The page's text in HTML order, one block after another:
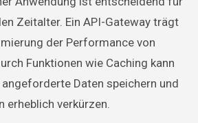
Zeitalter. Ein API-Gateway trägt
der Performance von
Funktionen wie Caching kann
Daten speichern und
verkürzen.